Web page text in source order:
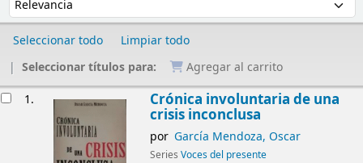
Seleccionar todo
Limpiar todo
Seleccionar títulos para:
Agregar al carrito
1. Crónica involuntaria de una
crisis inconclusa
por García Mendoza, Oscar
Series Voces del presente